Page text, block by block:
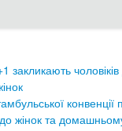
закликають
жінок та